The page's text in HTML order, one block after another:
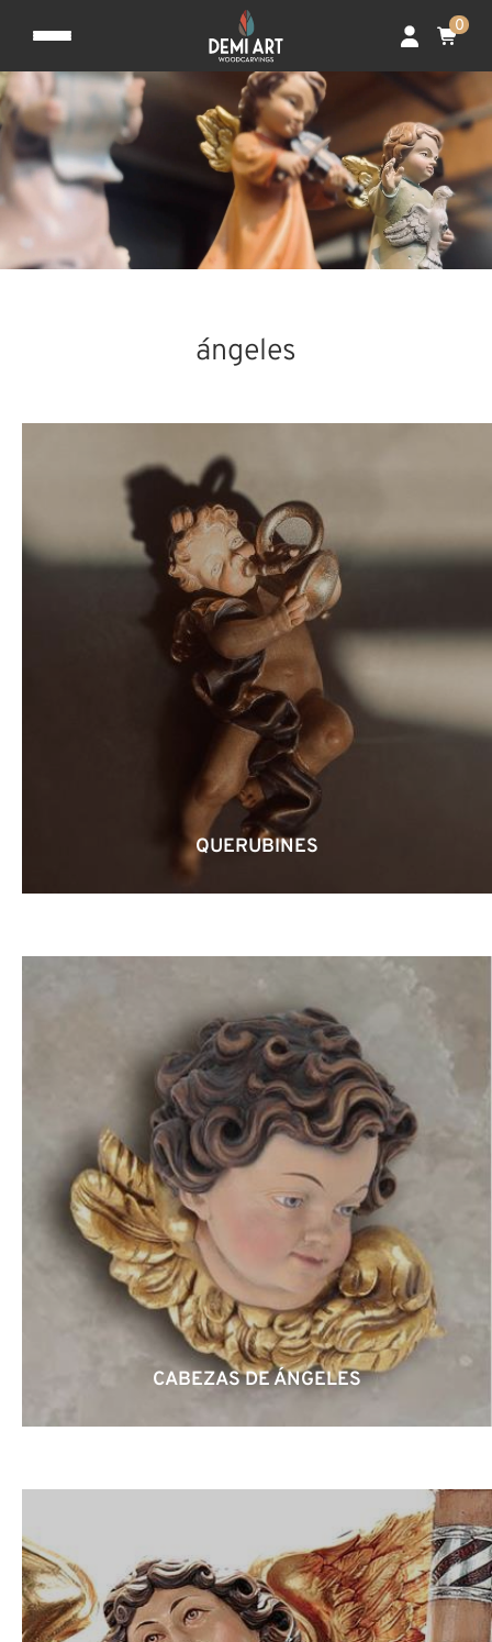
0
ángeles
QUERUBINES
CABEZAS DE ÁNGELES